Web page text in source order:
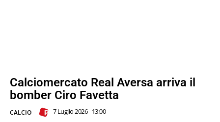
Calciomercato Real Aversa arriva il
bomber Ciro Favetta
CALCIO 7 Luglio 2026 - 13:00